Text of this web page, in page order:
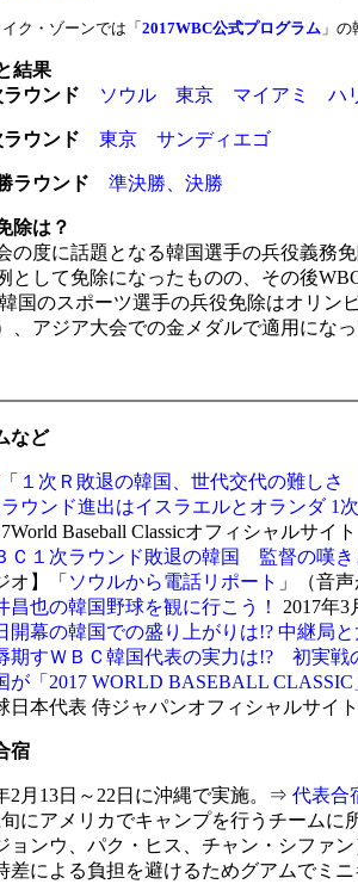
ク・ゾーンでは「 2017WBC公式プログラム 」
結果
ウンド
ソウル 東京 マイアミ ハ
ウンド 東京 サンディエゴ
ラウンド 準決勝、決勝
除は？
の度に話題となる韓国選手の兵役義務
として免除になったものの、その後
国のスポーツ選手の兵役免除はオリン
、アジア大会での金メダルで適用になっ
など
「 １次Ｒ敗退の韓国、世代交代の難し
ウンド進出はイスラエルとオランダ 1
Baseball Classicオフィシャルサイト
Ｃ１次ラウンド敗退の韓国 監督の嘆
オ】「 ソウルから電話リポート 」（音
昌也の韓国野球を観に行こう！
2017年3
開幕の韓国での盛り上がりは!? 中継局
期すＷＢＣ韓国代表の実力は!? 初実戦
が「2017 WORLD BASEBALL
本代表 侍ジャパンオフィシャルサイト
宿
2月13日～22日に沖縄で実施。⇒ 代表合
旬にアメリカでキャンプを行うチーム
ョンウ、パク・ヒス、チャン・シファ
差による負担を避けるためグアムでミ